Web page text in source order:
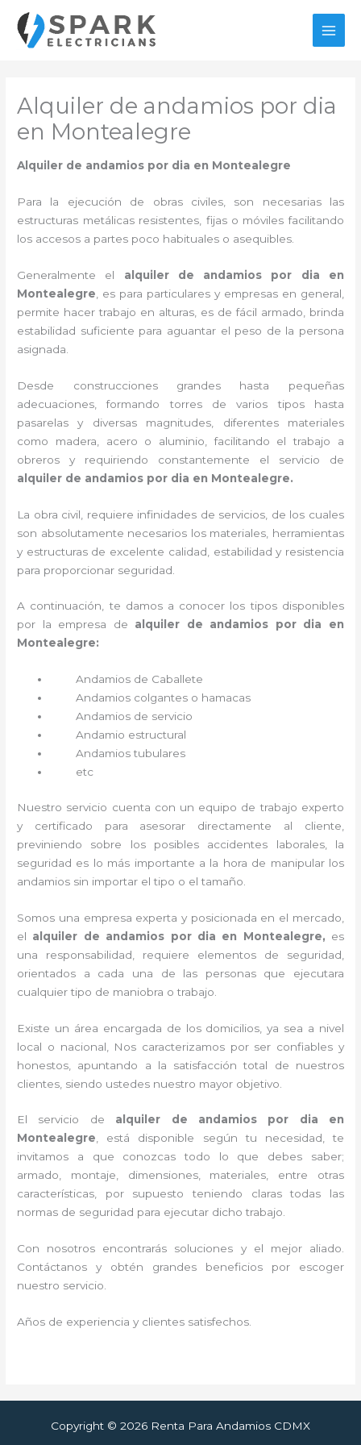
contenido
Alquiler de andamios por dia
en Montealegre
Alquiler de andamios por dia en Montealegre
Para la ejecución de obras civiles, son necesarias las
estructuras metálicas resistentes, fijas o móviles facilitando
los accesos a partes poco habituales o asequibles.
Generalmente el alquiler de andamios por dia en
Montealegre , es para particulares y empresas en general,
permite hacer trabajo en alturas, es de fácil armado, brinda
estabilidad suficiente para aguantar el peso de la persona
asignada.
Desde construcciones grandes hasta pequeñas
adecuaciones, formando torres de varios tipos hasta
pasarelas y diversas magnitudes, diferentes materiales
como madera, acero o aluminio, facilitando el trabajo a
obreros y requiriendo constantemente el servicio de
alquiler de andamios por dia en Montealegre.
La obra civil, requiere infinidades de servicios, de los cuales
son absolutamente necesarios los materiales, herramientas
y estructuras de excelente calidad, estabilidad y resistencia
para proporcionar seguridad.
A continuación, te damos a conocer los tipos disponibles
por la empresa de alquiler de andamios por dia en
Montealegre:
Andamios de Caballete
Andamios colgantes o hamacas
Andamios de servicio
Andamio estructural
Andamios tubulares
etc
Nuestro servicio cuenta con un equipo de trabajo experto
y certificado para asesorar directamente al cliente,
previniendo sobre los posibles accidentes laborales, la
seguridad es lo más importante a la hora de manipular los
andamios sin importar el tipo o el tamaño.
Somos una empresa experta y posicionada en el mercado,
el alquiler de andamios por dia en Montealegre, es
una responsabilidad, requiere elementos de seguridad,
orientados a cada una de las personas que ejecutara
cualquier tipo de maniobra o trabajo.
Existe un área encargada de los domicilios, ya sea a nivel
local o nacional, Nos caracterizamos por ser confiables y
honestos, apuntando a la satisfacción total de nuestros
clientes, siendo ustedes nuestro mayor objetivo.
El servicio de alquiler de andamios por dia en
Montealegre, está disponible según tu necesidad, te
invitamos a que conozcas todo lo que debes saber;
armado, montaje, dimensiones, materiales, entre otras
características, por supuesto teniendo claras todas las
normas de seguridad para ejecutar dicho trabajo.
Con nosotros encontrarás soluciones y el mejor aliado.
Contáctanos y obtén grandes beneficios por escoger
nuestro servicio.
Años de experiencia y clientes satisfechos.
Copyright © 2026 Renta Para Andamios CDMX